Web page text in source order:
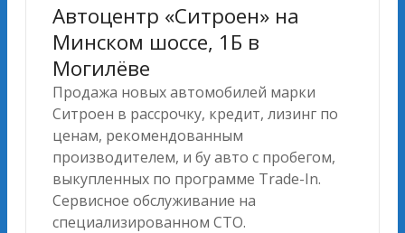
Автоцентр «Ситроен» на
Минском шоссе, 1Б в
Могилёве
Продажа новых автомобилей марки
Ситроен в рассрочку, кредит, лизинг по
ценам, рекомендованным
производителем, и бу авто с пробегом,
выкупленных по программе Trade-In.
Сервисное обслуживание на
специализированном СТО.